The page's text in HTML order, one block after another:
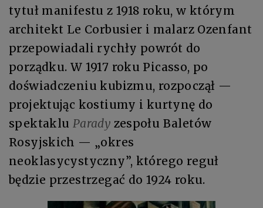
tytuł manifestu z 1918 roku, w którym
architekt Le Corbusier i malarz Ozenfant
przepowiadali rychły powrót do
porządku. W 1917 roku Picasso, po
doświadczeniu kubizmu, rozpoczął —
projektując kostiumy i kurtynę do
spektaklu Parady zespołu Baletów
Rosyjskich — „okres
neoklasycystyczny”, którego reguł
będzie przestrzegać do 1924 roku.